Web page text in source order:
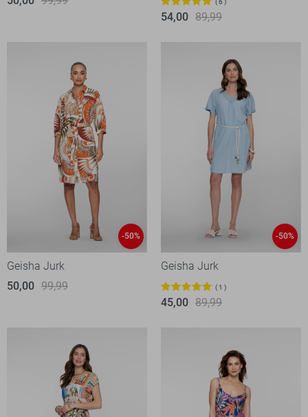
54,00 89,99
-50%
Geisha Jurk
50,00 99,99
-50%
Geisha Jurk
1
45,00 89,99